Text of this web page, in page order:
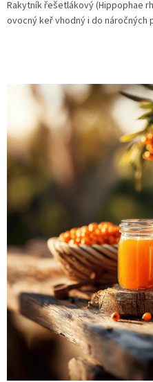
Rakytník řešetlákový (Hippophae
ovocný keř vhodný i do náročných